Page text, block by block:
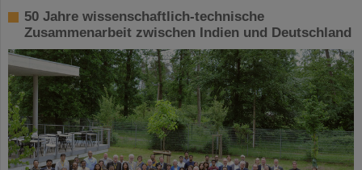
50 Jahre wissenschaftlich-technische
Zusammenarbeit zwischen Indien und Deutschland